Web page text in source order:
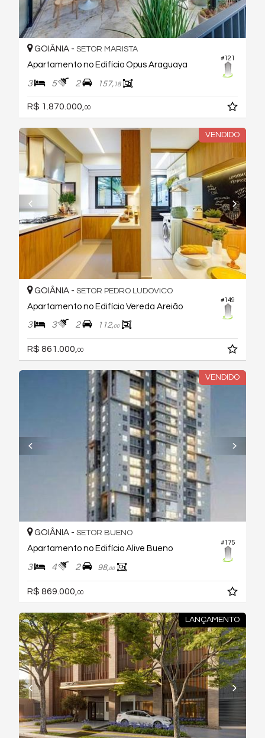
#121
GOIÂNIA - SETOR MARISTA
Apartamento no Edifício Opus Araguaya
3 5 2 157, 18
R$ 1.870.000,00
VENDIDO
#149
GOIÂNIA - SETOR PEDRO LUDOVICO
Apartamento no Edifício Vereda Areião
3 3 2 112,00
R$ 861.000, 00
VENDIDO
#175
GOIÂNIA - SETOR BUENO
Apartamento no Edifício Alive Bueno
3 4 2 98,00
R$ 869.000, 00
LANÇAMENTO